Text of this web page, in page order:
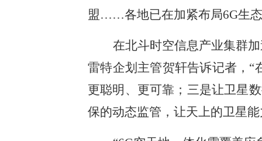
盟……各地已在加紧布局6G生
在北斗时空信息产业集群
雷特企划主管贺轩告诉记者，
更聪明、更可靠；三是让卫星
保的动态监管，让天上的卫星